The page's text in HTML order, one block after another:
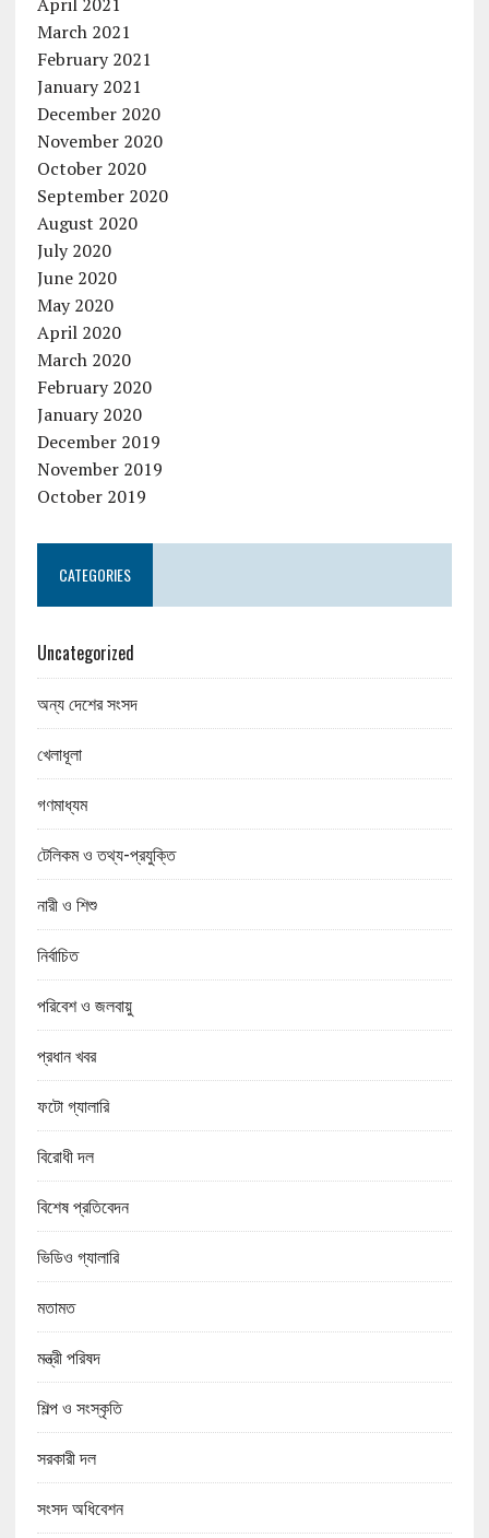
March 2021
February 2021
January 2021
December 2020
November 2020
October 2020
September 2020
August 2020
July 2020
June 2020
May 2020
April 2020
March 2020
February 2020
January 2020
December 2019
November 2019
October 2019
CATEGORIES
Uncategorized
অন্য দেশের সংসদ
খেলাধূলা
গণমাধ্যম
টেলিকম ও তথ্য-প্রযুক্তি
নারী ও শিশু
নির্বাচিত
পরিবেশ ও জলবায়ু
প্রধান খবর
ফটো গ্যালারি
বিরোধী দল
বিশেষ প্রতিবেদন
ভিডিও গ্যালারি
মতামত
মন্ত্রী পরিষদ
শিল্প ও সংস্কৃতি
সরকারী দল
সংসদ অধিবেশন